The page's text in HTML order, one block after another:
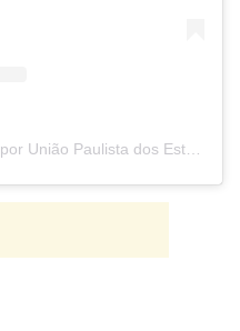
Uma publicação compartilhada por União Paulista dos Estudantes Secundaristas (@upesnarede)